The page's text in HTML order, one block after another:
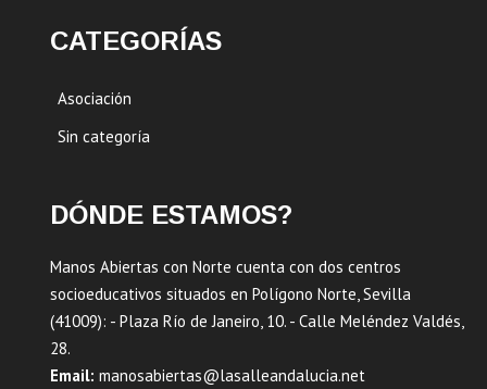
CATEGORÍAS
Asociación
Sin categoría
DÓNDE ESTAMOS?
Manos Abiertas con Norte cuenta con dos centros
socioeducativos situados en Polígono Norte, Sevilla
(41009): - Plaza Río de Janeiro, 10. - Calle Meléndez Valdés,
28.
Email: manosabiertas@lasalleandalucia.net